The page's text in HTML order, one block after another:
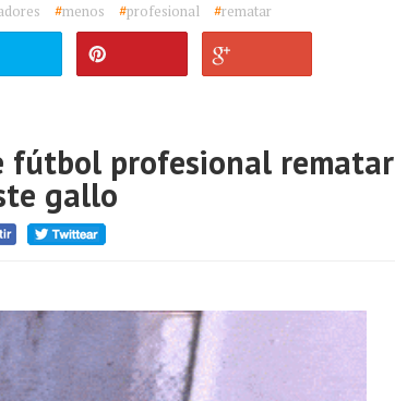
#menos #profesional #rematar
fútbol profesional rematar
gallo